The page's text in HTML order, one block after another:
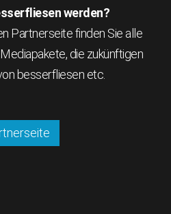
werden?
Partnerseite finden Sie alle
die zukünftigen
besserfliesen etc.